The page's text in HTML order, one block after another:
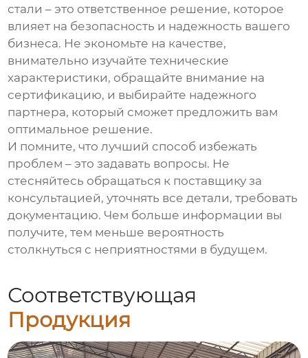
стали – это ответственное решение, которое
влияет на безопасность и надежность вашего
бизнеса. Не экономьте на качестве,
внимательно изучайте технические
характеристики, обращайте внимание на
сертификацию, и выбирайте надежного
партнера, который сможет предложить вам
оптимальное решение.
И помните, что лучший способ избежать
проблем – это задавать вопросы. Не
стесняйтесь обращаться к поставщику за
консультацией, уточнять все детали, требовать
документацию. Чем больше информации вы
получите, тем меньше вероятность
столкнуться с неприятностями в будущем.
Соответствующая
Продукция